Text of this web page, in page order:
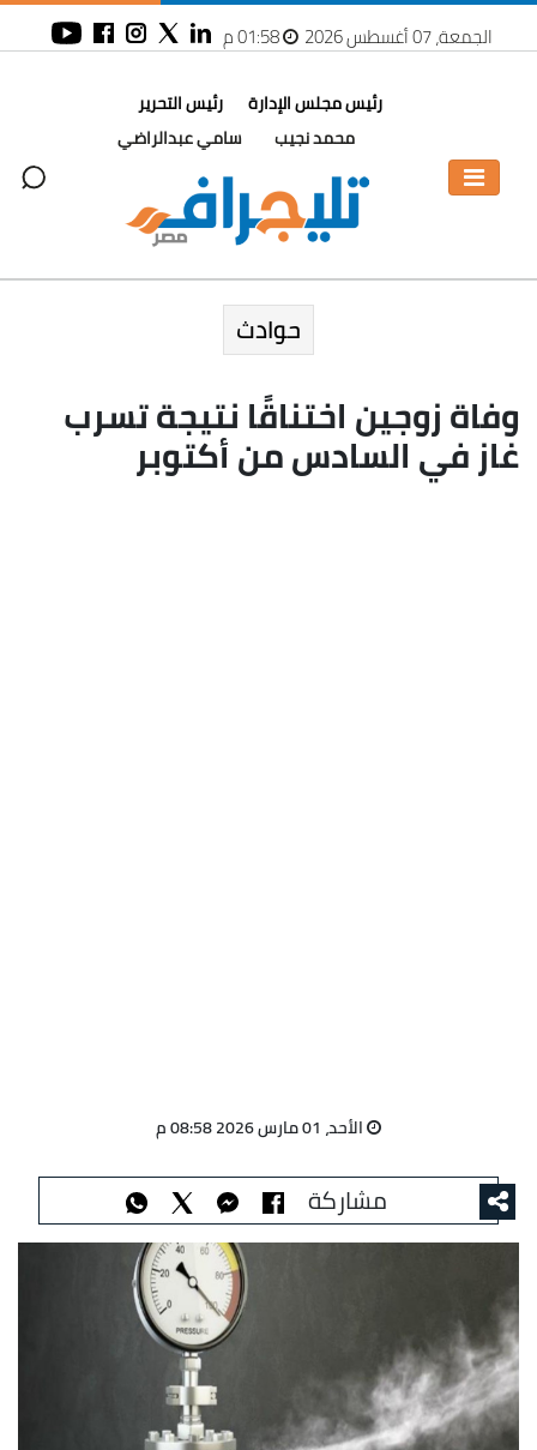
الجمعة، 07 أغسطس 2026 01:58 م
رئيس مجلس الإدارة
محمد نجيب
رئيس التحرير
سامي عبدالراضي
حوادث
وفاة زوجين اختناقًا نتيجة تسرب
غاز في السادس من أكتوبر
الأحد، 01 مارس 2026 08:58 م
مشاركة